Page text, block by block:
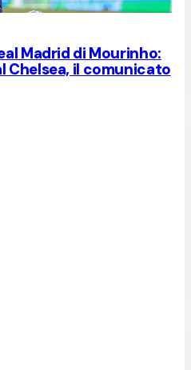
Madrid di Mourinho:
Chelsea, il comunicato